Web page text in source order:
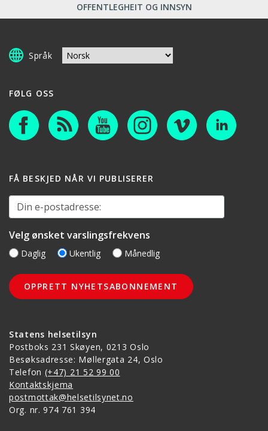
OFFENTLEGHEIT OG INNSYN
Språk
Statens helsetilsyn
Postboks 231 Skøyen, 0213 Oslo
Besøksadresse: Møllergata 24, Oslo
Telefon (+47) 21 52 99 00
Kontaktskjema
postmottak@helsetilsynet.no
Org. nr. 974 761 394
FØLG OSS
FÅ BESKJED NÅR VI PUBLISERER
Din e-postadresse:
Velg ønsket varslingsfrekvens
Daglig Ukentlig Månedlig